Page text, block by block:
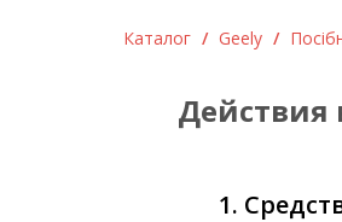
Каталог / Geely /
Действия
1.